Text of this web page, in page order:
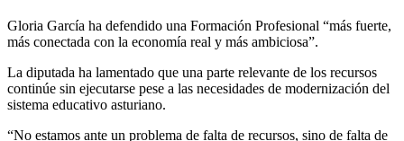
Gloria García ha defendido una Formación Profesional “más fuerte,
más conectada con la economía real y más ambiciosa”.
La diputada ha lamentado que una parte relevante de los recursos
continúe sin ejecutarse pese a las necesidades de modernización del
sistema educativo asturiano.
“No estamos ante un problema de falta de recursos, sino de falta de